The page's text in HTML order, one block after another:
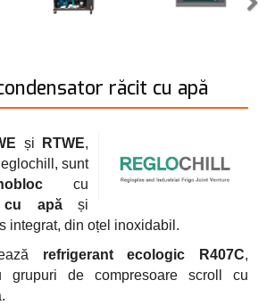
răcit cu apă
și RTWE,
sunt
cu
cu apăși
integrat, din oțel inoxidabil.
refrigerant ecologic R407C,
grupuri de compresoare scroll cu